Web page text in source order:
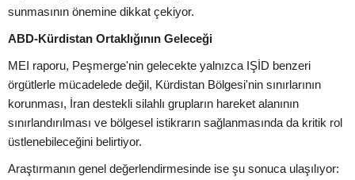
sunmasının önemine dikkat çekiyor.
ABD-Kürdistan Ortaklığının Geleceği
MEI raporu, Peşmerge'nin gelecekte yalnızca IŞİD benzeri
örgütlerle mücadelede değil, Kürdistan Bölgesi'nin sınırlarının
korunması, İran destekli silahlı grupların hareket alanının
sınırlandırılması ve bölgesel istikrarın sağlanmasında da kritik rol
üstlenebileceğini belirtiyor.
Araştırmanın genel değerlendirmesinde ise şu sonuca ulaşılıyor: